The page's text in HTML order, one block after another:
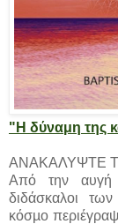
"Η δύναμη της
ΑΝΑΚΑΛΥΨΤΕ
Από την αυγή
διδάσκαλοι
κόσµο